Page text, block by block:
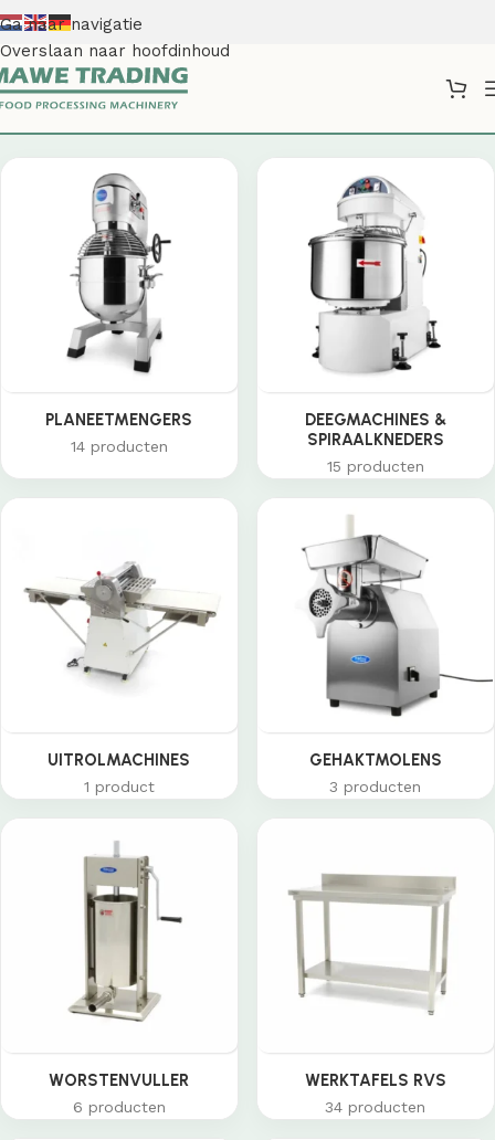
Ga naar navigatie
Overslaan naar hoofdinhoud
PLANEETMENGERS
14 producten
DEEGMACHINES &
SPIRAALKNEDERS
15 producten
UITROLMACHINES
1 product
GEHAKTMOLENS
3 producten
WORSTENVULLER
6 producten
WERKTAFELS RVS
34 producten